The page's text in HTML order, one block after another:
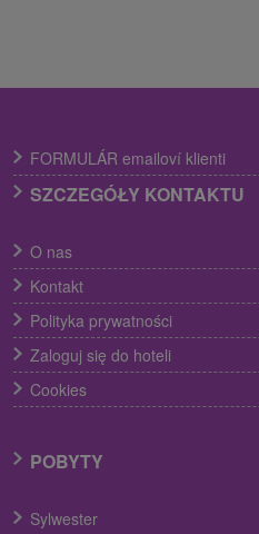
FORMULÁR emailoví klienti
SZCZEGÓŁY KONTAKTU
O nas
Kontakt
Polityka prywatności
Zaloguj się do hoteli
Cookies
POBYTY
Sylwester